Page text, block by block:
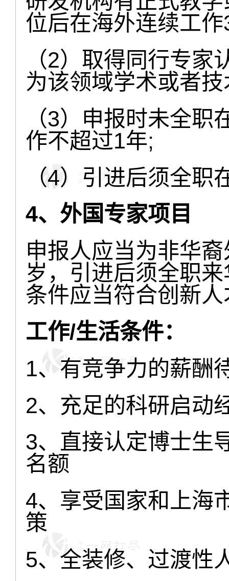
位后在海外连续工
（2）取得同行专
为该领域学术或者
（3）申报时未全
作不超过1年;
（4）引进后须全
4、外国专家项目
申报人应当为非华
岁，引进后须全职
条件应当符合创新
工作/生活条件：
1、有竞争力的薪酬
2、充足的科研启动
3、直接认定博士生
名额
4、享受国家和上海
策
5、全装修、过渡性